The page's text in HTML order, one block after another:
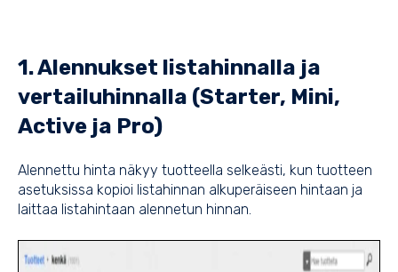
1. Alennukset listahinnalla ja
vertailuhinnalla (Starter, Mini,
Active ja Pro)
Alennettu hinta näkyy tuotteella selkeästi, kun tuotteen
asetuksissa kopioi listahinnan alkuperäiseen hintaan ja
laittaa listahintaan alennetun hinnan.